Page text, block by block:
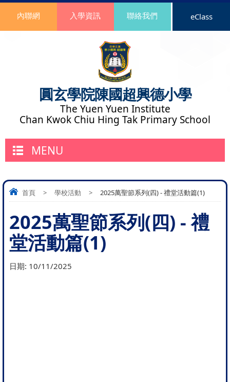
圓玄學院陳國超興德小學
The Yuen Yuen Institute
Chan Kwok Chiu Hing Tak Primary School
內聯網 入學資訊 聯絡我們 eClass
MENU
首頁 > 學校活動 > 2025萬聖節系列(四) - 禮堂活動篇(1)
2025萬聖節系列(四) - 禮
堂活動篇(1)
日期: 10/11/2025